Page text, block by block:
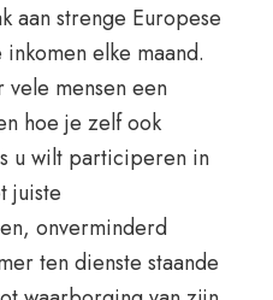
aan strenge Europese
elke maand.
mensen een
hoe je zelf ook
u wilt participeren in
juiste
onverminderd
ten dienste staande